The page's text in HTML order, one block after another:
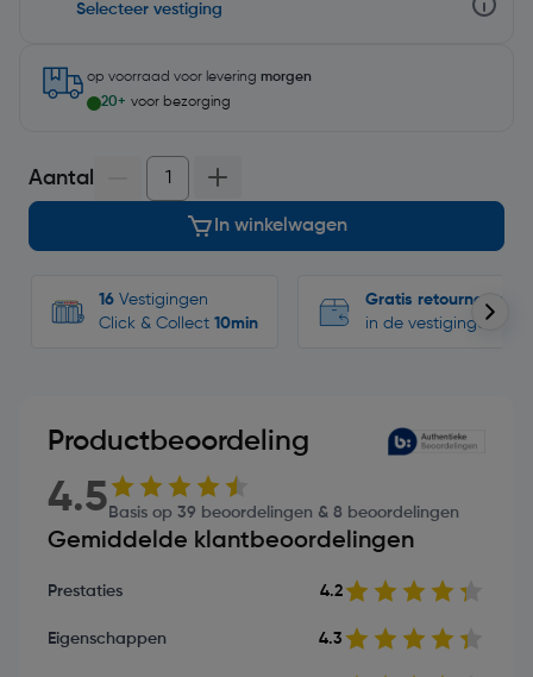
Selecteer vestiging
op voorraad voor levering morgen
20+ voor bezorging
Aantal
In winkelwagen
16 Vestigingen
Click & Collect 10min
Gratis retourneren
in de vestigingen
Productbeoordeling
4.5 Basis op 39 beoordelingen & 8 beoordelingen
Gemiddelde klantbeoordelingen
Prestaties 4.2
Eigenschappen 4.3